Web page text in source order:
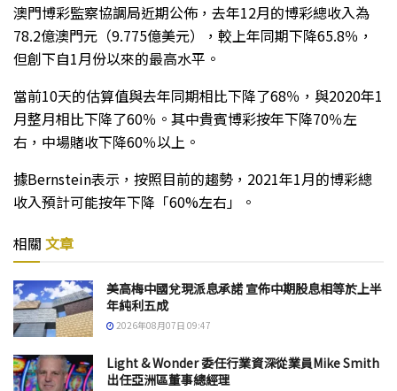
澳門博彩監察協調局近期公佈，去年12月的博彩總收入為
78.2億澳門元（9.775億美元），較上年同期下降65.8％，
但創下自1月份以來的最高水平。
當前10天的估算值與去年同期相比下降了68％，與2020年1
月整月相比下降了60％。其中貴賓博彩按年下降70％左
右，中場賭收下降60％以上。
據Bernstein表示，按照目前的趨勢，2021年1月的博彩總
收入預計可能按年下降「60%左右」。
相關 文章
美高梅中國兌現派息承諾 宣佈中期股息相等於上半
年純利五成
2026年08月07日 09:47
Light & Wonder 委任行業資深從業員Mike Smith
出任亞洲區董事總經理